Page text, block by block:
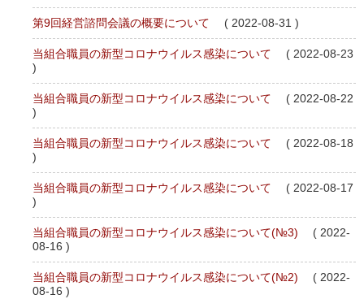
第9回経営諮問会議の概要について ( 2022-08-31 )
当組合職員の新型コロナウイルス感染について
( 2022-08-23
)
当組合職員の新型コロナウイルス感染について
( 2022-08-22
)
当組合職員の新型コロナウイルス感染について
( 2022-08-18
)
当組合職員の新型コロナウイルス感染について
( 2022-08-17
)
当組合職員の新型コロナウイルス感染について(№3)
( 2022-
08-16 )
当組合職員の新型コロナウイルス感染について(№2)
( 2022-
08-16 )